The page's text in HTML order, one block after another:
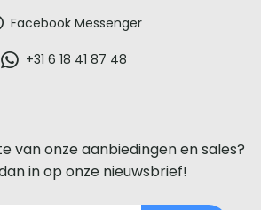
Facebook Messenger
+31 6 18 41 87 48
van onze aanbiedingen en sales?
in op onze nieuwsbrief!